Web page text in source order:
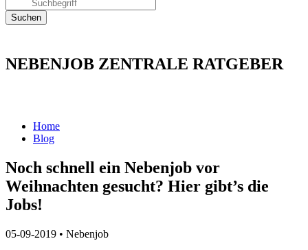
NEBENJOB ZENTRALE RATGEBER
Home
Blog
Noch schnell ein Nebenjob vor
Weihnachten gesucht? Hier gibt’s die
Jobs!
05-09-2019 • Nebenjob